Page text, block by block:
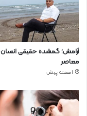
آرامش؛ گمشده حقیقی انسان
معاصر
1 هفته پیش